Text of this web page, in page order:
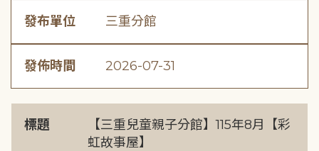
發布單位 三重分館
發佈時間 2026-07-31
標題
【三重兒童親子分館】115年8月【彩
虹故事屋】